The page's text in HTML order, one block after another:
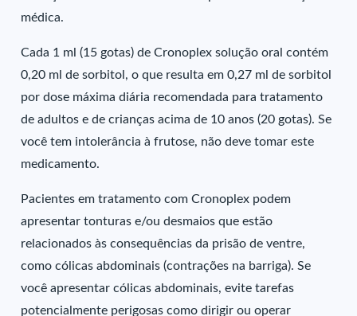
médica.
Cada 1 ml (15 gotas) de Cronoplex solução oral contém
0,20 ml de sorbitol, o que resulta em 0,27 ml de sorbitol
por dose máxima diária recomendada para tratamento
de adultos e de crianças acima de 10 anos (20 gotas). Se
você tem intolerância à frutose, não deve tomar este
medicamento.
Pacientes em tratamento com Cronoplex podem
apresentar tonturas e/ou desmaios que estão
relacionados às consequências da prisão de ventre,
como cólicas abdominais (contrações na barriga). Se
você apresentar cólicas abdominais, evite tarefas
potencialmente perigosas como dirigir ou operar